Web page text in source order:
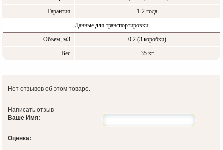
Гарантия
1-2 года
Данные для транспортировки
Объем, м3
0.2 (3 коробки)
Вес
35 кг
Нет отзывов об этом товаре.
Написать отзыв
Ваше Имя:
Оценка: